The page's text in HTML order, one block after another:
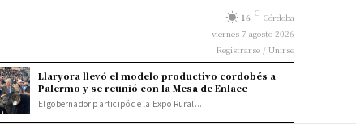
16 C Córdoba
viernes 7 agosto 2026
Registrarse / Unirse
Llaryora llevó el modelo productivo cordobés a
Palermo y se reunió con la Mesa de Enlace
El gobernador participó de la Expo Rural...